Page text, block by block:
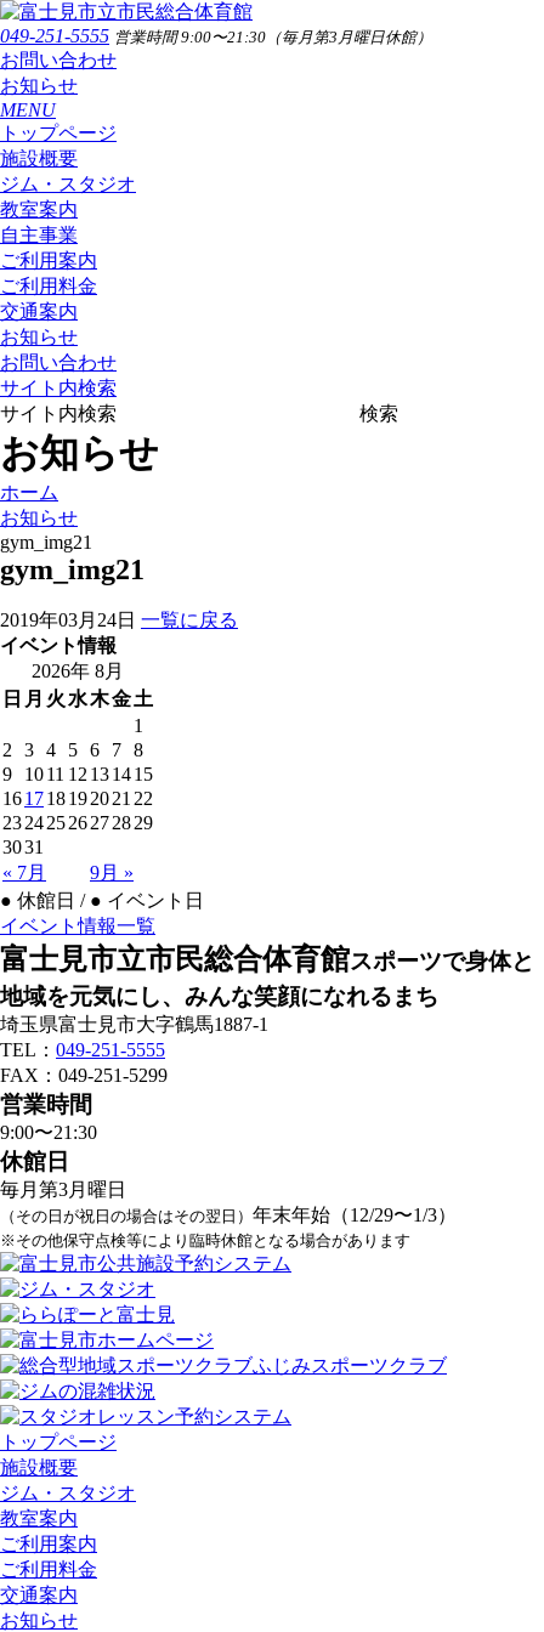
049-251-5555 営業時間 9:00〜21:30（毎月第3月曜日休館）
お問い合わせ
お知らせ
MENU
トップページ
施設概要
ジム・スタジオ
教室案内
自主事業
ご利用案内
ご利用料金
交通案内
お知らせ
お問い合わせ
サイト内検索
サイト内検索
検索
お知らせ
ホーム
お知らせ
gym_img21
gym_img21
2019年03月24日 一覧に戻る
イベント情報
2026年 8月
日 月 火 水木金土
1
2
3 4 5 6 7 8
9
1011 12 131415
161718192021 22
23242526272829
3031
« 7月
9月 »
● 休館日 / ● イベント日
イベント情報一覧
富士見市立市民総合体育館スポーツで身体と
地域を元気にし、みんな笑顔になれるまち
埼玉県富士見市大字鶴馬1887-1
TEL： 049-251-5555
FAX：049-251-5299
営業時間
9:00〜21:30
休館日
毎月第3月曜日
（その日が祝日の場合はその翌日） 年末年始（12/29〜1/3）
※その他保守点検等により臨時休館となる場合があります
トップページ
施設概要
ジム・スタジオ
教室案内
ご利用案内
ご利用料金
交通案内
お知らせ